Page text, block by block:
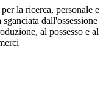
la ricerca, personale e
dall'ossessione
al possesso e al